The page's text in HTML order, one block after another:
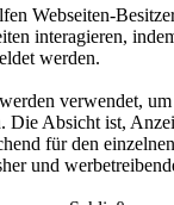
Webseiten-
interagieren,
werden.
verwendet,
Die Absicht ist,
für den
und